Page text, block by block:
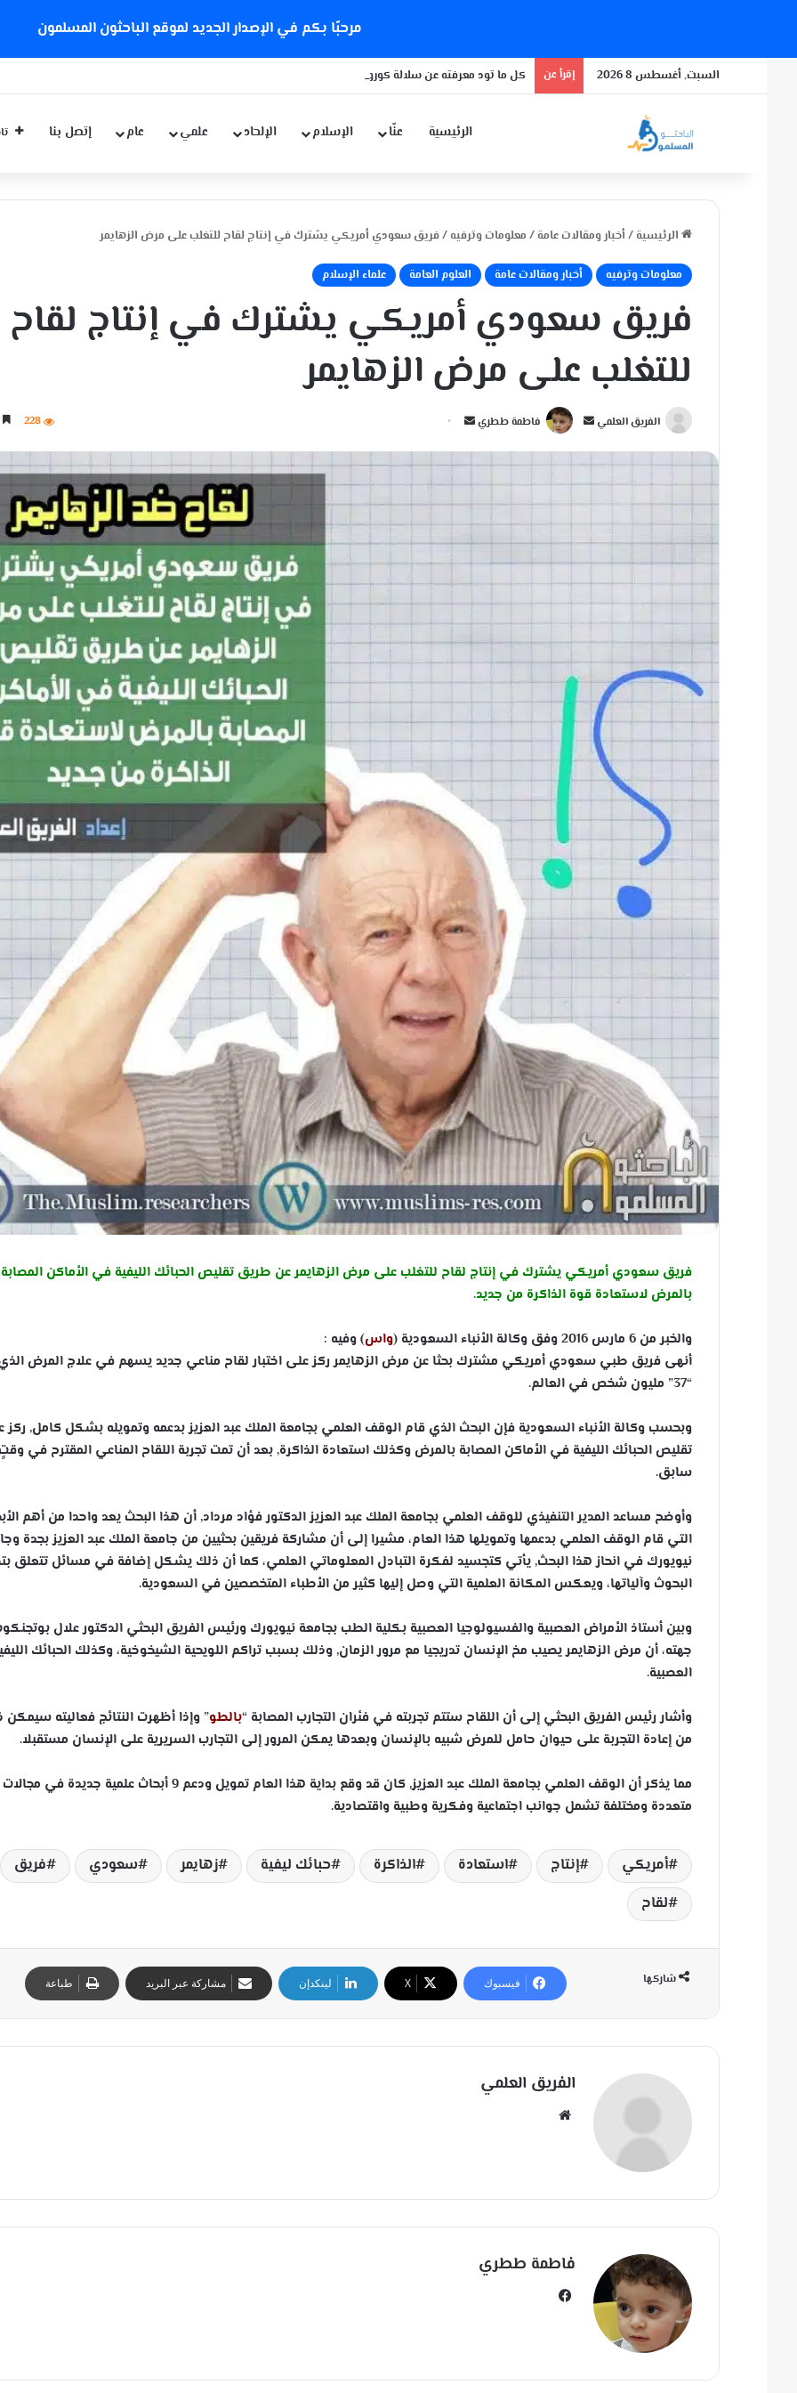
مرحبًا بكم في الإصدار الجديد لموقع الباحثون المسلمون
السبت, أغسطس 8 2026 إقرأ عن كل ما تود معرفته عن سلالة كورونا الجديدة
الرئيسية عنّا الإسلام الإلحاد علمي عام إتصل بنا
الرئيسية / أخبار ومقالات عامة / معلومات وترفيه /فريق سعودي أمريكي يشترك في إنتاج لقاح للتغلب على مرض الزهايمر
معلومات وترفيه أخبار ومقالات عامة العلوم العامة علماء الإسلام
فريق سعودي أمريكي يشترك في إنتاج لقاح
للتغلب على مرض الزهايمر
الفريق العلمي
أ
س
ل
ب
ت
ر
و
ن
ي
ا
فاطمة ططري
أ
س
ل
ب
ي
ت
ر
و
ن
ي
ا
228 4 دقائق
فريق سعودي أمريكي يشترك في إنتاج لقاح للتغلب على مرض الزهايمر عن طريق تقليص الحبائك الليفية في الأماكن المصابة
بالمرض لاستعادة قوة الذاكرة من جديد.
والخبر من 6 مارس 2016 وفق وكالة الأنباء السعودية ( واس) وفيه :
أنهى فريق طبي سعودي أمريكي مشترك بحثا عن مرض الزهايمر ركز على اختبار لقاح مناعي جديد يسهم في علاج المرض
“37” مليون شخص في العالم.
وبحسب وكالة الأنباء السعودية فإن البحث الذي قام الوقف العلمي بجامعة الملك عبد العزيز بدعمه وتمويله بشكل كامل, ركز
تقليص الحبائك الليفية في الأماكن المصابة بالمرض وكذلك استعادة الذاكرة, بعد أن تمت تجربة اللقاح المناعي المقترح في وقتٍ
سابق.
وأوضح مساعد المدير التنفيذي للوقف العلمي بجامعة الملك عبد العزيز الدكتور فؤاد مرداد, أن هذا البحث يعد واحدا من أهم
التي قام الوقف العلمي بدعمها وتمويلها هذا العام، مشيرا إلى أن مشاركة فريقين بحثيين من جامعة الملك عبد العزيز بجدة
نيويورك في انحاز هذا البحث, يأتي كتجسيد لفكرة التبادل المعلوماتي العلمي، كما أن ذلك يشكل إضافة في مسائل تتعلق
البحوث وآلياتها، ويعكس المكانة العلمية التي وصل إليها كثير من الأطباء المتخصصين في السعودية.
وبين أستاذ الأمراض العصبية والفسيولوجيا العصبية بكلية الطب بجامعة نيويورك ورئيس الفريق البحثي الدكتور علال
جهته، أن مرض الزهايمر يصيب مخ الإنسان تدريجيا مع مرور الزمان, وذلك بسبب تراكم اللويحية الشيخوخية، وكذلك الحبائك
العصبية.
وأشار رئيس الفريق البحثي إلى أن اللقاح ستتم تجربته في فئران التجارب المصابة “بالطو” وإذا أظهرت النتائج فعاليته سيمكن
من إعادة التجربة على حيوان حامل للمرض شبيه بالإنسان وبعدها يمكن المرور إلى التجارب السريرية على الإنسان مستقبلا.
مما يذكر أن الوقف العلمي بجامعة الملك عبد العزيز, كان قد وقع بداية هذا العام تمويل ودعم 9 أبحاث علمية جديدة في مجالات
متعددة ومختلفة تشمل جوانب اجتماعية وفكرية وطبية واقتصادية.
أمريكي إنتاج استعادة الذاكرة حبائك ليفية زهايمر سعودي
فريق
لقاح
شاركها فيسبوك ‫X لينكدإن مشاركة عبر البريد طباعة
الفريق العلمي
فاطمة ططري